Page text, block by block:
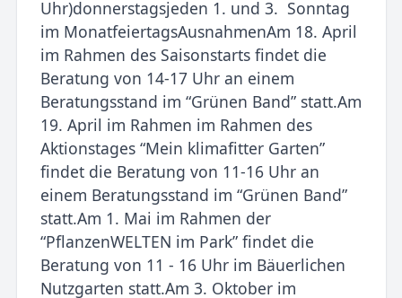
Uhr)donnerstagsjeden 1. und 3. Sonntag
im MonatfeiertagsAusnahmenAm 18. April
im Rahmen des Saisonstarts findet die
Beratung von 14-17 Uhr an einem
Beratungsstand im “Grünen Band” statt.Am
19. April im Rahmen im Rahmen des
Aktionstages “Mein klimafitter Garten”
findet die Beratung von 11-16 Uhr an
einem Beratungsstand im “Grünen Band”
statt.Am 1. Mai im Rahmen der
“PflanzenWELTEN im Park” findet die
Beratung von 11 - 16 Uhr im Bäuerlichen
Nutzgarten statt.Am 3. Oktober im